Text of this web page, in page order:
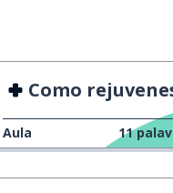
Como rejuvenescer
Aula 11